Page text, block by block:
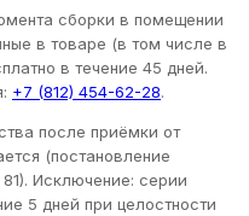
сборки в помещении
в товаре (в том числе в
в течение 45 дней.
+7 (812) 454-62-28.
после приёмки от
(постановление
Исключение: серии
5 дней при целостности